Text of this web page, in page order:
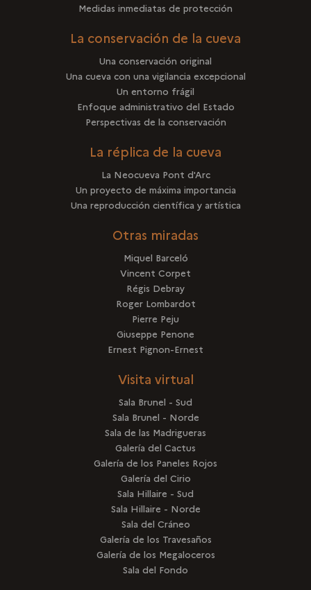
Medidas inmediatas de protección
La conservación de la cueva
Una conservación original
Una cueva con una vigilancia excepcional
Un entorno frágil
Enfoque administrativo del Estado
Perspectivas de la conservación
La réplica de la cueva
La Neocueva Pont d'Arc
Un proyecto de máxima importancia
Una reproducción científica y artística
Otras miradas
Miquel Barceló
Vincent Corpet
Régis Debray
Roger Lombardot
Pierre Peju
Giuseppe Penone
Ernest Pignon-Ernest
Visita virtual
Sala Brunel - Sud
Sala Brunel - Norde
Sala de las Madrigueras
Galería del Cactus
Galería de los Paneles Rojos
Galería del Cirio
Sala Hillaire - Sud
Sala Hillaire - Norde
Sala del Cráneo
Galería de los Travesaños
Galería de los Megaloceros
Sala del Fondo